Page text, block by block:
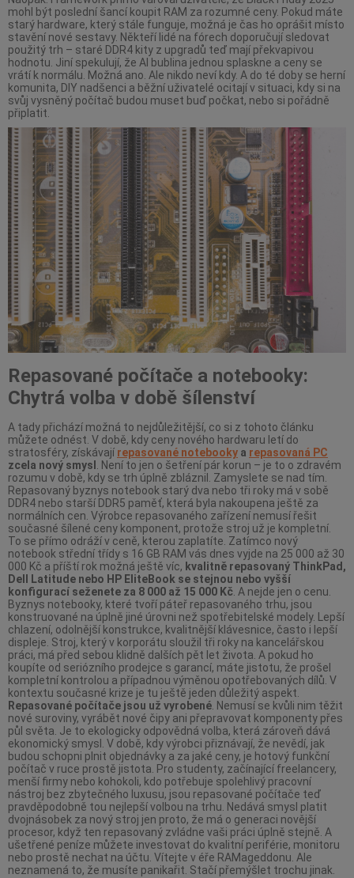
mohl být poslední šancí koupit RAM za rozumné ceny. Pokud máte
starý hardware, který stále funguje, možná je čas ho oprášit místo
stavění nové sestavy. Někteří lidé na fórech doporučují sledovat
použitý trh – staré DDR4 kity z upgradů teď mají překvapivou
hodnotu. Jiní spekulují, že AI bublina jednou splaskne a ceny se
vrátí k normálu. Možná ano. Ale nikdo neví kdy. A do té doby se herní
komunita, DIY nadšenci a běžní uživatelé ocitají v situaci, kdy si na
svůj vysněný počítač budou muset buď počkat, nebo si pořádně
připlatit.
Repasované počítače a notebooky:
Chytrá volba v době šílenství
A tady přichází možná to nejdůležitější, co si z tohoto článku
můžete odnést. V době, kdy ceny nového hardwaru letí do
stratosféry, získávají repasované notebooky a repasovaná PC
zcela nový smysl . Není to jen o šetření pár korun – je to o zdravém
rozumu v době, kdy se trh úplně zbláznil. Zamyslete se nad tím.
Repasovaný byznys notebook starý dva nebo tři roky má v sobě
DDR4 nebo starší DDR5 paměť, která byla nakoupena ještě za
normálních cen. Výrobce repasovaného zařízení nemusí řešit
současné šílené ceny komponent, protože stroj už je kompletní.
To se přímo odráží v ceně, kterou zaplatíte. Zatímco nový
notebook střední třídy s 16 GB RAM vás dnes vyjde na 25 000 až 30
000 Kč a příští rok možná ještě víc, kvalitně repasovaný ThinkPad,
Dell Latitude nebo HP EliteBook se stejnou nebo vyšší
konfigurací seženete za 8 000 až 15 000 Kč. A nejde jen o cenu.
Byznys notebooky, které tvoří páteř repasovaného trhu, jsou
konstruované na úplně jiné úrovni než spotřebitelské modely. Lepší
chlazení, odolnější konstrukce, kvalitnější klávesnice, často i lepší
displeje. Stroj, který v korporátu sloužil tři roky na kancelářskou
práci, má před sebou klidně dalších pět let života. A pokud ho
koupíte od seriózního prodejce s garancí, máte jistotu, že prošel
kompletní kontrolou a případnou výměnou opotřebovaných dílů. V
kontextu současné krize je tu ještě jeden důležitý aspekt.
Repasované počítače jsou už vyrobené. Nemusí se kvůli nim těžit
nové suroviny, vyrábět nové čipy ani přepravovat komponenty přes
půl světa. Je to ekologicky odpovědná volba, která zároveň dává
ekonomický smysl. V době, kdy výrobci přiznávají, že nevědí, jak
budou schopni plnit objednávky a za jaké ceny, je hotový funkční
počítač v ruce prostě jistota. Pro studenty, začínající freelancery,
menší firmy nebo kohokoli, kdo potřebuje spolehlivý pracovní
nástroj bez zbytečného luxusu, jsou repasované počítače teď
pravděpodobně tou nejlepší volbou na trhu. Nedává smysl platit
dvojnásobek za nový stroj jen proto, že má o generaci novější
procesor, když ten repasovaný zvládne vaši práci úplně stejně. A
ušetřené peníze můžete investovat do kvalitní periférie, monitoru
nebo prostě nechat na účtu. Vítejte v éře RAMageddonu. Ale
neznamená to, že musíte panikařit. Stačí přemýšlet trochu jinak.